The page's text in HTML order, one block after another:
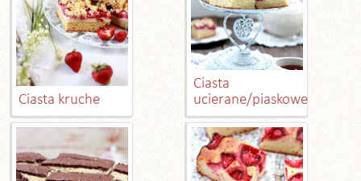
Ciasta kruche
Ciasta
ucierane/piaskowe